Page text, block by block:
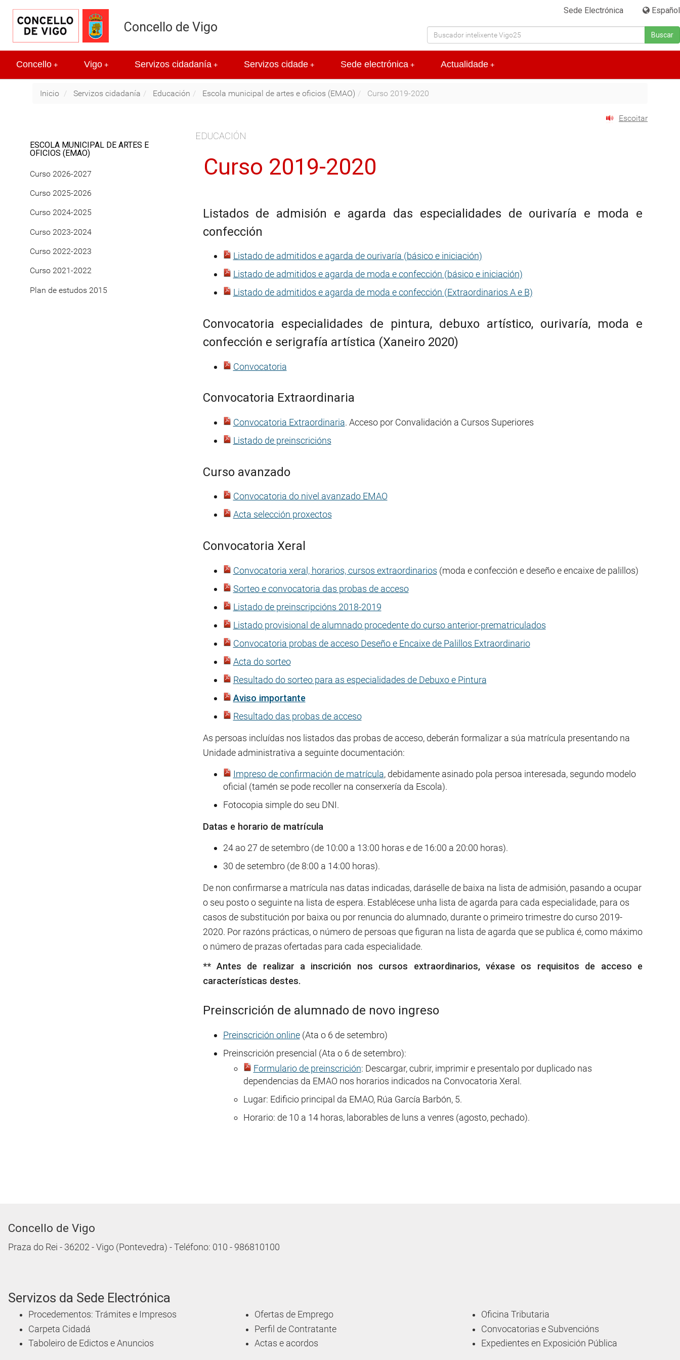
Sede Electrónica Español
Buscar
Concello de Vigo
+
Concello +
Vigo +
Servizos cidadanía +
Servizos cidade +
Sede electrónica +
Actualidade
Inicio Servizos cidadanía Educación Escola municipal de artes e oficios (EMAO) Curso 2019-2020
Escoitar
EDUCACIÓN
Curso 2019-2020
Listados de admisión e agarda das especialidades de ourivaría e moda e
confección
Listado de admitidos e agarda de ourivaría (básico e iniciación)
Listado de admitidos e agarda de moda e confección (básico e iniciación)
Listado de admitidos e agarda de moda e confección (Extraordinarios A e B)
Convocatoria especialidades de pintura, debuxo artístico, ourivaría, moda e
confección e serigrafía artística (Xaneiro 2020)
Convocatoria
Convocatoria Extraordinaria
Convocatoria Extraordinaria. Acceso por Convalidación a Cursos Superiores
Listado de preinscricións
Curso avanzado
Convocatoria do nivel avanzado EMAO
Acta selección proxectos
Convocatoria Xeral
Convocatoria xeral, horarios, cursos extraordinarios (moda e confección e deseño e encaixe de palillos)
Sorteo e convocatoria das probas de acceso
Listado de preinscripcións 2018-2019
Listado provisional de alumnado procedente do curso anterior-prematriculados
Convocatoria probas de acceso Deseño e Encaixe de Palillos Extraordinario
Acta do sorteo
Resultado do sorteo para as especialidades de Debuxo e Pintura
Aviso importante
Resultado das probas de acceso
As persoas incluídas nos listados das probas de acceso, deberán formalizar a súa matrícula presentando na
Unidade administrativa a seguinte documentación:
Impreso de confirmación de matrícula, debidamente asinado pola persoa interesada, segundo modelo
oficial (tamén se pode recoller na conserxería da Escola).
Fotocopia simple do seu DNI.
Datas e horario de matrícula
24 ao 27 de setembro (de 10:00 a 13:00 horas e de 16:00 a 20:00 horas).
30 de setembro (de 8:00 a 14:00 horas).
De non confirmarse a matrícula nas datas indicadas, daráselle de baixa na lista de admisión, pasando a ocupar
o seu posto o seguinte na lista de espera. Establécese unha lista de agarda para cada especialidade, para os
casos de substitución por baixa ou por renuncia do alumnado, durante o primeiro trimestre do curso 2019-
2020. Por razóns prácticas, o número de persoas que figuran na lista de agarda que se publica é, como máximo
o número de prazas ofertadas para cada especialidade.
** Antes de realizar a inscrición nos cursos extraordinarios, véxase os requisitos de acceso e
características destes.
Preinscrición de alumnado de novo ingreso
Preinscrición online(Ata o 6 de setembro)
Preinscrición presencial (Ata o 6 de setembro):
Formulario de preinscrición: Descargar, cubrir, imprimir e presentalo por duplicado nas
dependencias da EMAO nos horarios indicados na Convocatoria Xeral.
Lugar: Edificio principal da EMAO, Rúa García Barbón, 5.
Horario: de 10 a 14 horas, laborables de luns a venres (agosto, pechado).
ESCOLA MUNICIPAL DE ARTES E
OFICIOS (EMAO)
Curso 2026-2027
Curso 2025-2026
Curso 2024-2025
Curso 2023-2024
Curso 2022-2023
Curso 2021-2022
Plan de estudos 2015
Concello de Vigo
Praza do Rei - 36202 - Vigo (Pontevedra) - Teléfono: 010 - 986810100
Servizos da Sede Electrónica
Procedementos: Trámites e Impresos
Carpeta Cidadá
Taboleiro de Edictos e Anuncios
Ofertas de Emprego
Perfil de Contratante
Actas e acordos
Oficina Tributaria
Convocatorias e Subvencións
Expedientes en Exposición Pública